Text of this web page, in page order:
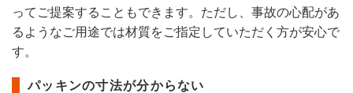
ってご提案することもできます。ただし、事故の心配があ
るようなご用途では材質をご指定していただく方が安心で
す。
パッキンの寸法が分からない